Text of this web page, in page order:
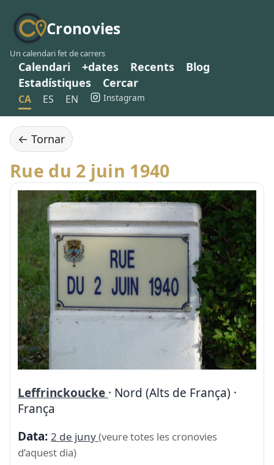
Cronovies
Un calendari fet de carrers
Calendari +dates Recents
Blog
Estadístiques
Cercar
CA ES EN Instagram
← Tornar
Rue du 2 juin 1940
Leffrinckoucke · Nord (Alts de França) ·
França
Data: 2 de juny(veure totes les cronovies
d’aquest dia)